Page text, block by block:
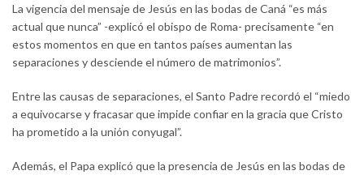
La vigencia del mensaje de Jesús en las bodas de Caná “es más
actual que nunca” -explicó el obispo de Roma- precisamente “en
estos momentos en que en tantos países aumentan las
separaciones y desciende el número de matrimonios”.
Entre las causas de separaciones, el Santo Padre recordó el “miedo
a equivocarse y fracasar que impide confiar en la gracia que Cristo
ha prometido a la unión conyugal”.
Además, el Papa explicó que la presencia de Jesús en las bodas de